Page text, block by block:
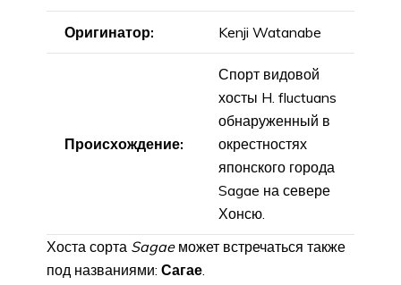
Оригинатор: Kenji Watanabe
Происхождение:
Спорт видовой
хосты H. fluctuans
обнаруженный в
окрестностях
японского города
Sagae на севере
Хонсю.
Хоста сорта Sagaeможет встречаться также
под названиями: Сагае